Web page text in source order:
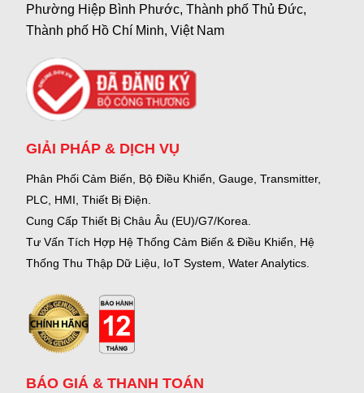
Phường Hiệp Bình Phước, Thành phố Thủ Đức,
Thành phố Hồ Chí Minh, Việt Nam
GIẢI PHÁP & DỊCH VỤ
Phân Phối Cảm Biến, Bộ Điều Khiển, Gauge, Transmitter,
PLC, HMI, Thiết Bị Điện.
Cung Cấp Thiết Bị Châu Âu (EU)/G7/Korea.
Tư Vấn Tích Hợp Hệ Thống Cảm Biến & Điều Khiển, Hệ
Thống Thu Thập Dữ Liệu, IoT System, Water Analytics.
BÁO GIÁ & THANH TOÁN